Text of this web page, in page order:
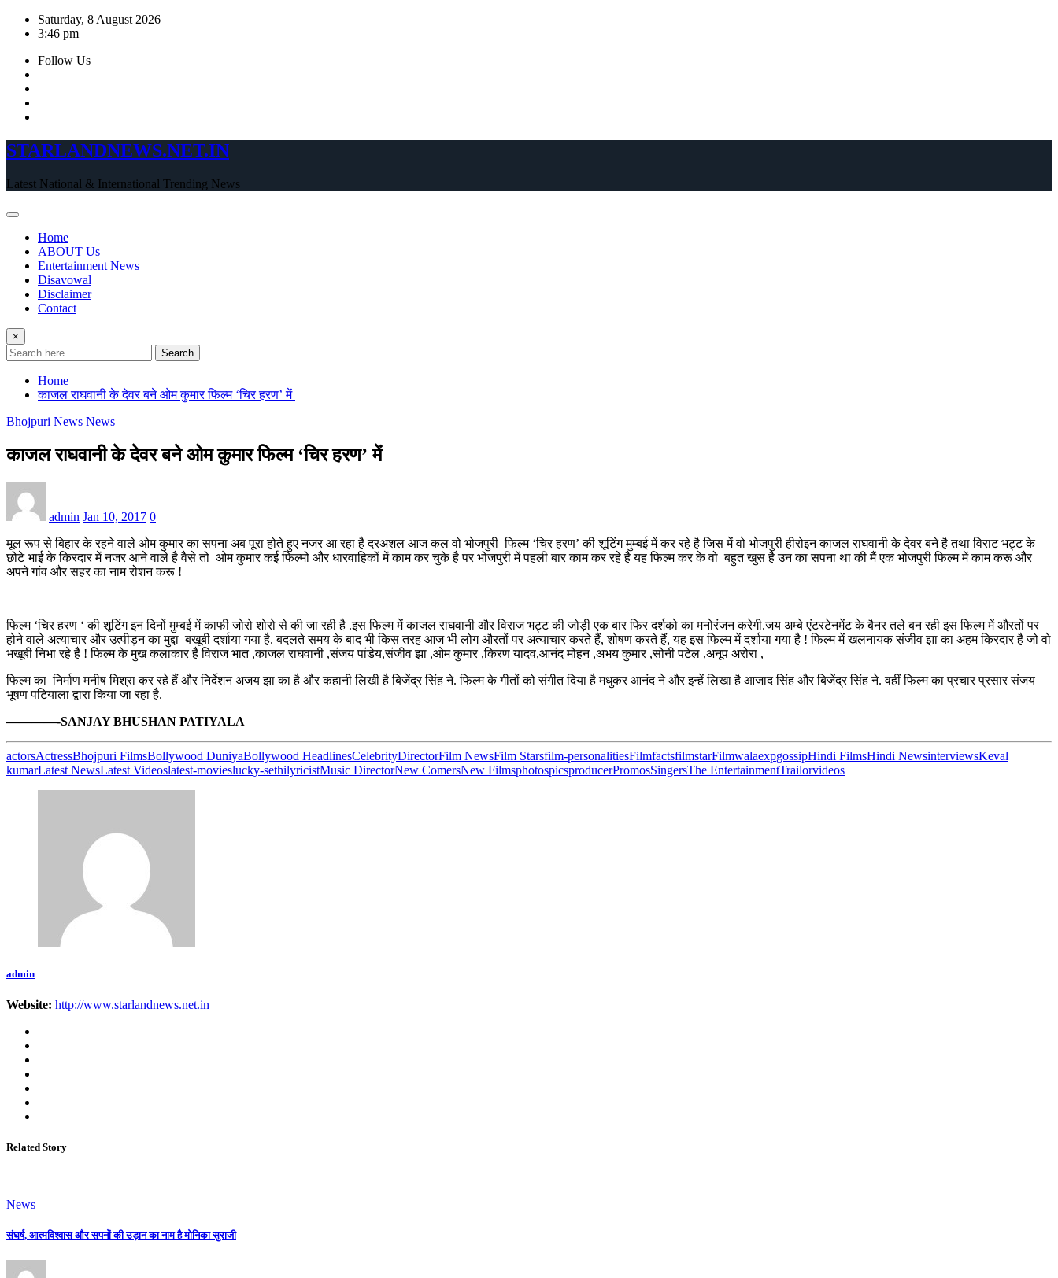
Skip
Saturday, 8 August 2026
3:46 pm
Follow Us
STARLANDNEWS.NET.IN
Latest National & International Trending News
Home
ABOUT Us
Entertainment News
Disavowal
Disclaimer
Contact
×
Search
Home
काजल राघवानी के देवर बने ओम कुमार फिल्म ‘चिर हरण’ में
Bhojpuri News News
काजल राघवानी के देवर बने ओम कुमार फिल्म ‘चिर हरण’ में
admin Jan 10, 2017 0
मूल रूप से बिहार के रहने वाले ओम कुमार का सपना अब पूरा होते हुए नजर आ रहा है दरअशल आज कल वो भोजपुरी फिल्म ‘चिर हरण’ की शूटिंग मुम्बई में कर रहे है जिस में वो भोजपुरी हीरोइन काजल राघवानी के देवर बने है तथा विराट भट्ट के
छोटे भाई के किरदार में नजर आने वाले है वैसे तो ओम कुमार कई फिल्मो और धारवाहिकों में काम कर चुके है पर भोजपुरी में पहली बार काम कर रहे है यह फिल्म कर के वो बहुत खुस है उन का सपना था की मैं एक भोजपुरी फिल्म में काम करू और
अपने गांव और सहर का नाम रोशन करू !
फिल्म ‘चिर हरण ‘ की शूटिंग इन दिनों मुम्बई में काफी जोरो शोरो से की जा रही है .इस फिल्म में काजल राघवानी और विराज भट्ट की जोड़ी एक बार फिर दर्शको का मनोरंजन करेगी.जय अम्बे एंटरटेनमेंट के बैनर तले बन रही इस फिल्म में औरतों पर
होने वाले अत्याचार और उत्पीड़न का मुद्दा बखूबी दर्शाया गया है. बदलते समय के बाद भी किस तरह आज भी लोग औरतों पर अत्याचार करते हैं, शोषण करते हैं, यह इस फिल्म में दर्शाया गया है ! फिल्म में खलनायक संजीव झा का अहम किरदार है जो वो
भखूबी निभा रहे है ! फिल्म के मुख कलाकार है विराज भात ,काजल राघवानी ,संजय पांडेय,संजीव झा ,ओम कुमार ,किरण यादव,आनंद मोहन ,अभय कुमार ,सोनी पटेल ,अनूप अरोरा ,
फिल्म का निर्माण मनीष मिश्रा कर रहे हैं और निर्देशन अजय झा का है और कहानी लिखी है बिजेंद्र सिंह ने. फिल्म के गीतों को संगीत दिया है मधुकर आनंद ने और इन्हें लिखा है आजाद सिंह और बिजेंद्र सिंह ने. वहीं फिल्म का प्रचार प्रसार संजय
भूषण पटियाला द्वारा किया जा रहा है.
————-SANJAY BHUSHAN PATIYALA
actorsActressBhojpuri FilmsBollywood DuniyaBollywood HeadlinesCelebrityDirectorFilm NewsFilm Starsfilm-personalitiesFilmfactsfilmstarFilmwalaexpgossipHindi FilmsHindi NewsinterviewsKeval
kumarLatest NewsLatest Videoslatest-movieslucky-sethilyricistMusic DirectorNew ComersNew FilmsphotospicsproducerPromosSingersThe EntertainmentTrailorvideos
admin
Website: http://www.starlandnews.net.in
Related Story
News
संघर्ष, आत्मविश्वास और सपनों की उड़ान का नाम है मोनिका सुराजी